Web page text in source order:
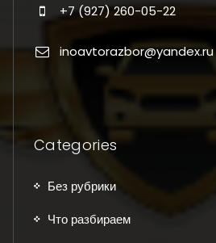
+7 (927) 260-05-22
inoavtorazbor@yandex.ru
Categories
Без рубрики
Что разбираем